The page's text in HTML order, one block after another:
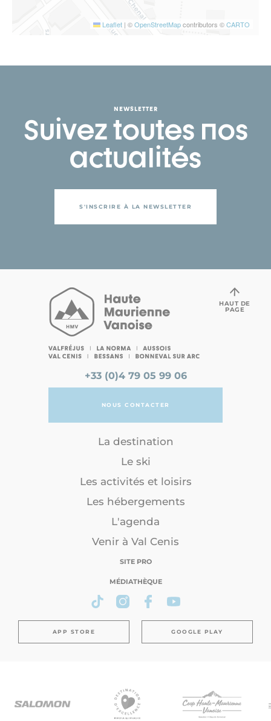
Leaflet | ©OpenStreetMapcontributors ©CARTO
NEWSLETTER
Suivez toutes nos
actualités
S'INSCRIRE À LA NEWSLETTER
+33 (0)4 79 05 99 06
NOUS CONTACTER
La destination
Le ski
Les activités et loisirs
Les hébergements
L'agenda
Venir à Val Cenis
SITE PRO
MÉDIATHÈQUE
APP STORE GOOGLE PLAY
HAUT DE
PAGE